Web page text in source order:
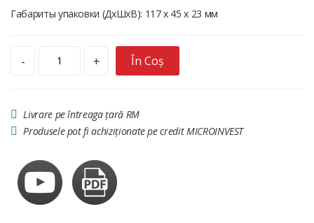
Габариты упаковки (ДхШхВ): 117 x 45 x 23 мм
- + În Coș
Livrare pe întreaga țară RM
Produsele pot fi achiziționate pe credit MICROINVEST